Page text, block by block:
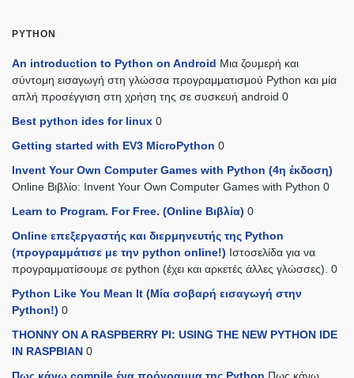
PYTHON
An introduction to Python on Android Μια ζουμερή και
σύντομη εισαγωγή στη γλώσσα προγραμματισμού Python και μία
απλή προσέγγιση στη χρήση της σε συσκευή android 0
Best python ides for linux 0
Getting started with EV3 MicroPython 0
Invent Your Own Computer Games with Python (4η έκδοση)
Online Βιβλίο: Invent Your Own Computer Games with Python 0
Learn to Program. For Free. (Online Βιβλία) 0
Online επεξεργαστής και διερμηνευτής της Python
(προγραμμάτισε με την python online!) Ιστοσελίδα για να
προγραμματίσουμε σε python (έχει και αρκετές άλλες γλώσσες). 0
Python Like You Mean It (Mία σοβαρή εισαγωγή στην
Python!) 0
THONNY ON A RASPBERRY PI: USING THE NEW PYTHON IDE
IN RASPBIAN 0